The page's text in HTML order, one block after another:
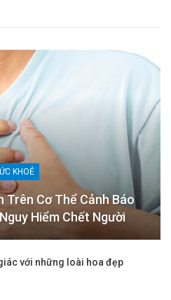
KHOẺ
Trên Cơ Thể Cảnh Báo
Hiểm Chết Người
với những loài hoa đẹp